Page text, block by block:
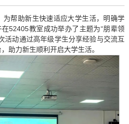
为帮助新生快速适应大学生活，明确学
52405教室成功举办了主题为“朋辈领
活动通过高年级学生分享经验与交流互
助力新生顺利开启大学生活。